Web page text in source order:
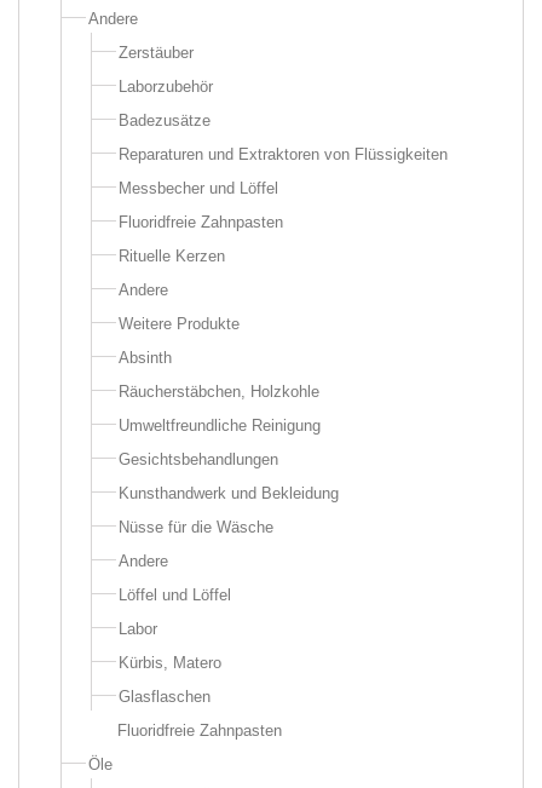
Andere
Zerstäuber
Laborzubehör
Badezusätze
Reparaturen und Extraktoren von Flüssigkeiten
Messbecher und Löffel
Fluoridfreie Zahnpasten
Rituelle Kerzen
Andere
Weitere Produkte
Absinth
Räucherstäbchen, Holzkohle
Umweltfreundliche Reinigung
Gesichtsbehandlungen
Kunsthandwerk und Bekleidung
Nüsse für die Wäsche
Andere
Löffel und Löffel
Labor
Kürbis, Matero
Glasflaschen
Fluoridfreie Zahnpasten
Öle